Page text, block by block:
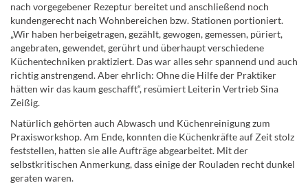
nach vorgegebener Rezeptur bereitet und anschließend noch
kundengerecht nach Wohnbereichen bzw. Stationen portioniert.
„Wir haben herbeigetragen, gezählt, gewogen, gemessen, püriert,
angebraten, gewendet, gerührt und überhaupt verschiedene
Küchentechniken praktiziert. Das war alles sehr spannend und auch
richtig anstrengend. Aber ehrlich: Ohne die Hilfe der Praktiker
hätten wir das kaum geschafft“, resümiert Leiterin Vertrieb Sina
Zeißig.
Natürlich gehörten auch Abwasch und Küchenreinigung zum
Praxisworkshop. Am Ende, konnten die Küchenkräfte auf Zeit stolz
feststellen, hatten sie alle Aufträge abgearbeitet. Mit der
selbstkritischen Anmerkung, dass einige der Rouladen recht dunkel
geraten waren.